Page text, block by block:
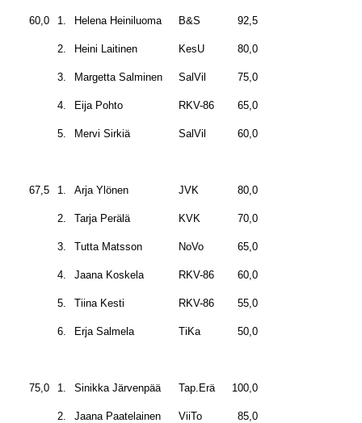
60,0 1. Helena Heiniluoma B&S 92,5
2. Heini Laitinen KesU 80,0
3. Margetta Salminen SalVil 75,0
4. Eija Pohto RKV-86 65,0
5. Mervi Sirkiä SalVil 60,0
67,5 1. Arja Ylönen JVK 80,0
2. Tarja Perälä KVK 70,0
3. Tutta Matsson NoVo 65,0
4. Jaana Koskela RKV-86 60,0
5. Tiina Kesti RKV-86 55,0
6. Erja Salmela TiKa 50,0
75,0 1. Sinikka Järvenpää Tap.Erä 100,0
2. Jaana Paatelainen ViiTo 85,0